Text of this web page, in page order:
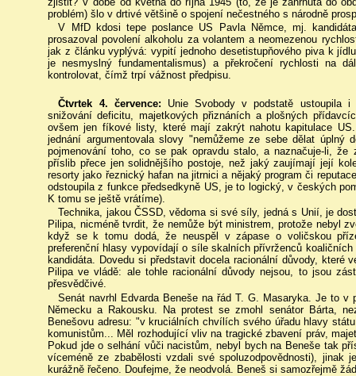
problém) šlo v drtivé většině o spojení nečestného s národně
V MfD kdosi tepe poslance US Pavla Němce, mj.
prosazoval povolení alkoholu za volantem a neomezenou
jak z článku vyplývá: vypití jednoho desetistupňového piva k
je nesmyslný fundamentalismus) a překročení rychlosti na
kontrolovat, čímž trpí vážnost předpisu.
Čtvrtek 4. července: Unie Svobody v podstatě ustoupila
snižování deficitu, majetkových přiznáních a plošných
ovšem jen fíkové listy, které mají zakrýt nahotu kapitulace
jednání argumentovala slovy "nemůžeme ze sebe dělat úplný
pojmenování toho, co se pak opravdu stalo, a naznačuje-li,
příslib přece jen solidnějšího postoje, než jaký zaujímají její
resorty jako řeznický hafan na jitrnici a nějaký program či
odstoupila z funkce předsedkyně US, je to logický, v českých
K tomu se ještě vrátíme).
Technika, jakou ČSSD, vědoma si své síly, jedná s Unií, je
Pilipa, nicméně tvrdit, že nemůže být ministrem, protože nebyl
když se k tomu dodá, že neuspěl v zápase o voličskou
preferenční hlasy vypovídají o síle skalních přívrženců
kandidáta. Dovedu si představit docela racionální důvody, které
Pilipa ve vládě: ale tohle racionální důvody nejsou, to jsou
přesvědčivé.
Senát navrhl Edvarda Beneše na řád T. G. Masaryka. Je to
Německu a Rakousku. Na protest se zmohl senátor Bárta,
Benešovu adresu: "v kruciálních chvílích svého úřadu hlavy
komunistům... Měl rozhodující vliv na tragické zbavení práv,
Pokud jde o selhání vůči nacistům, nebyl bych na Beneše tak
víceméně ze zbabělosti vzdali své spoluzodpovědnosti), jinak
kurážně řečeno. Doufejme, že neodvolá. Beneš si samozřejmě